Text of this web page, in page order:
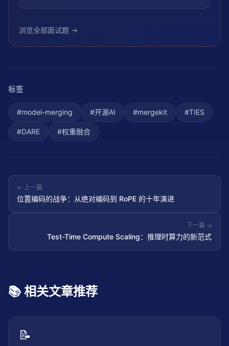
什么「更少误拦」与「更安全」可以同时成立。
浏览全部面试题 →
标签
#model-merging #开源AI #mergekit #TIES
#DARE #权重融合
← 上一篇
位置编码的战争：从绝对编码到 RoPE 的十年演进
下一篇 →
Test-Time Compute Scaling：推理时算力的新范式
📚 相关文章推荐
📝